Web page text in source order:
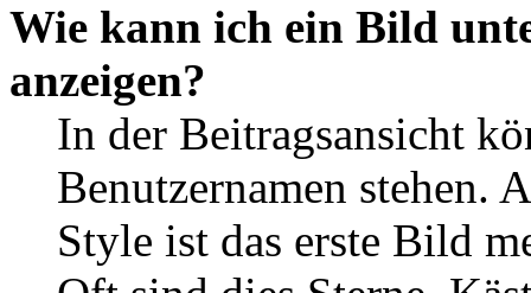
Wie kann ich ein Bild
anzeigen?
In der Beitragsansicht
Benutzernamen stehen.
Style ist das erste Bild